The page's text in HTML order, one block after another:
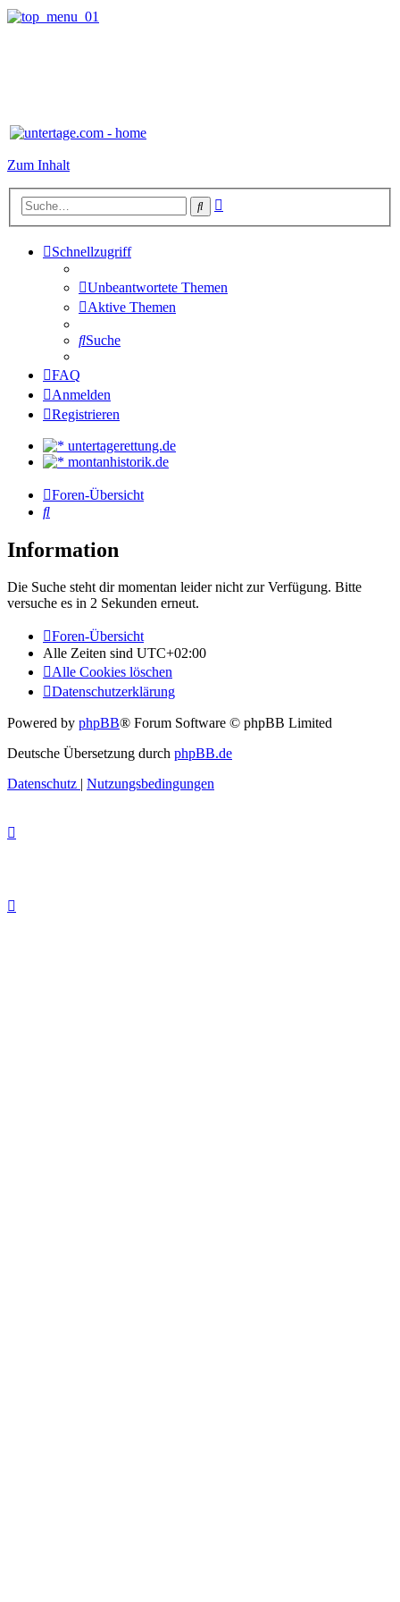
Zum Inhalt
Suche
Schnellzugriff
Unbeantwortete Themen
Aktive Themen
Suche
FAQ
Anmelden
Registrieren
untertagerettung.de
montanhistorik.de
Foren-Übersicht
Suche
Information
Die Suche steht dir momentan leider nicht zur Verfügung. Bitte
versuche es in 2 Sekunden erneut.
Foren-Übersicht
Alle Zeiten sind UTC+02:00
Alle Cookies löschen
Datenschutzerklärung
Powered by phpBB® Forum Software © phpBB Limited
Deutsche Übersetzung durch phpBB.de
Datenschutz | Nutzungsbedingungen